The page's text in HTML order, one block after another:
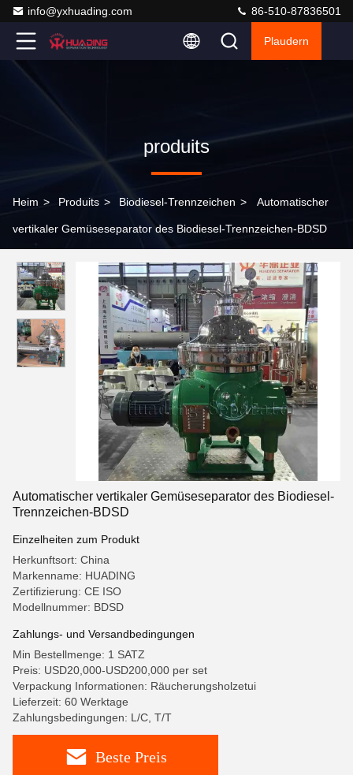
info@yxhuading.com 86-510-87836501
Plaudern
produits
Heim > Produits > Biodiesel-Trennzeichen > Automatischer
vertikaler Gemüseseparator des Biodiesel-Trennzeichen-BDSD
Automatischer vertikaler Gemüseseparator des Biodiesel-
Trennzeichen-BDSD
Einzelheiten zum Produkt
Herkunftsort: China
Markenname: HUADING
Zertifizierung: CE ISO
Modellnummer: BDSD
Zahlungs- und Versandbedingungen
Min Bestellmenge: 1 SATZ
Preis: USD20,000-USD200,000 per set
Verpackung Informationen: Räucherungsholzetui
Lieferzeit: 60 Werktage
Zahlungsbedingungen: L/C, T/T
Beste Preis